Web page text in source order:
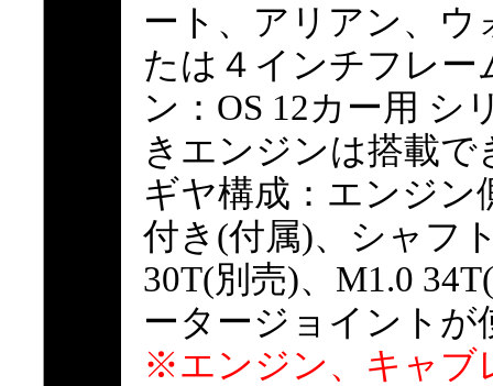
ート、アリアン、ウ
たは４インチフレー
ン：OS 12カー用 シ
きエンジンは搭載で
ギヤ構成：エンジン
付き(付属)、シャフ
30T(別売)、M1.0
ータージョイントが
※エンジン、キャブ